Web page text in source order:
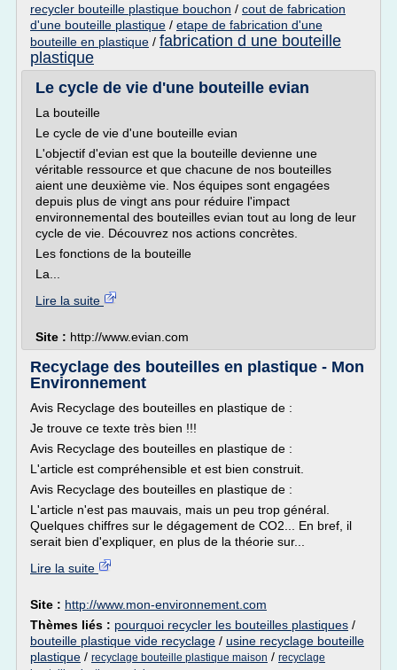
recycler bouteille plastique bouchon / cout de fabrication
d'une bouteille plastique / etape de fabrication d'une
bouteille en plastique / fabrication d une bouteille
plastique
Le cycle de vie d'une bouteille evian
La bouteille
Le cycle de vie d'une bouteille evian
L'objectif d'evian est que la bouteille devienne une
véritable ressource et que chacune de nos bouteilles
aient une deuxième vie. Nos équipes sont engagées
depuis plus de vingt ans pour réduire l'impact
environnemental des bouteilles evian tout au long de leur
cycle de vie. Découvrez nos actions concrètes.
Les fonctions de la bouteille
La...
Lire la suite
Site : http://www.evian.com
Recyclage des bouteilles en plastique - Mon
Environnement
Avis Recyclage des bouteilles en plastique de :
Je trouve ce texte très bien !!!
Avis Recyclage des bouteilles en plastique de :
L'article est compréhensible et est bien construit.
Avis Recyclage des bouteilles en plastique de :
L'article n'est pas mauvais, mais un peu trop général.
Quelques chiffres sur le dégagement de CO2... En bref, il
serait bien d'expliquer, en plus de la théorie sur...
Lire la suite
Site : http://www.mon-environnement.com
Thèmes liés : pourquoi recycler les bouteilles plastiques /
bouteille plastique vide recyclage / usine recyclage bouteille
plastique / recyclage bouteille plastique maison / recyclage